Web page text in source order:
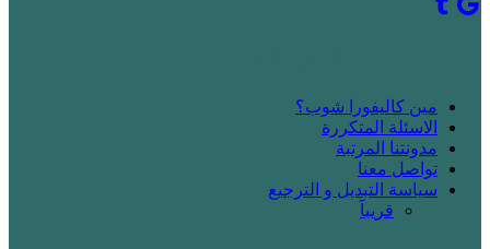
مين كاليفورا شوب؟
الاسئلة المتكررة
مدونتنا المرتبة
تواصل معنا
سياسة التبديل و الترجيع
قريباََ